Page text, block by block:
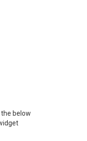
below